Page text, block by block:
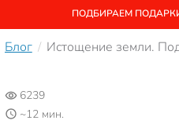
ПОДБИРАЕМ
Блог Истощение земли.
6239
~12 мин.